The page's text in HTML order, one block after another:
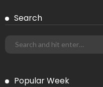
Search
Popular Week